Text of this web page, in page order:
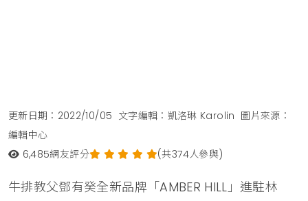
更新日期：2022/10/05 文字編輯：凱洛琳 Karolin 圖片來源：
編輯中心
6,485網友評分 (共374人參與)
牛排教父鄧有癸全新品牌「AMBER HILL」進駐林